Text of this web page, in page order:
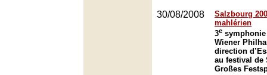
30/08/2008
Salzbourg
mahlérien
3e
Wiener
direction
au festival de
Großes